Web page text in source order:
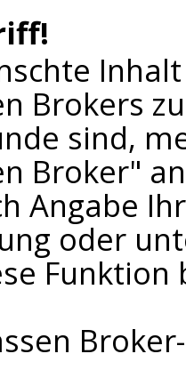
Brokers
sind,
Broker"
Angabe
oder
Funktion